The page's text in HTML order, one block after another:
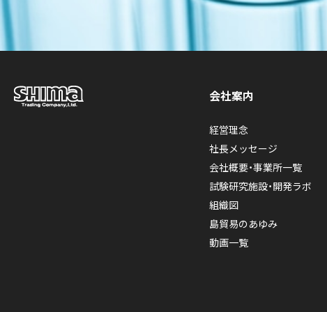
会社案内
経営理念
社長メッセージ
会社概要・事業所一覧
試験研究施設・開発ラボ
組織図
島貿易のあゆみ
動画一覧